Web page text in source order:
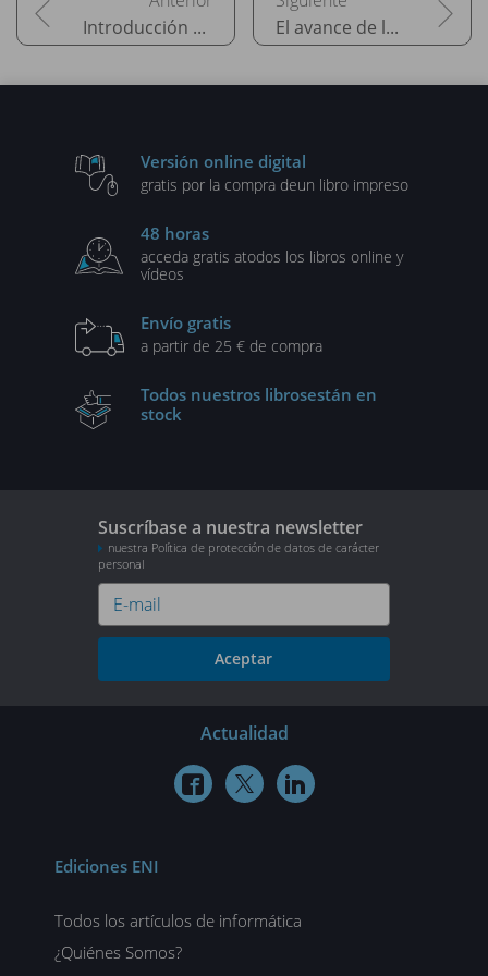
Introducción a la inteligencia artificial generativa El avance de los modelos GPT y sus alternativas
Versión online digital
gratis por la compra deun libro impreso
48 horas
acceda gratis atodos los libros online y
vídeos
Envío gratis
a partir de 25 € de compra
Todos nuestros librosestán en
stock
Suscríbase a nuestra newsletter
nuestra Política de protección de datos de carácter
personal
Aceptar
Actualidad
  
Ediciones ENI
Todos los artículos de informática
¿Quiénes Somos?